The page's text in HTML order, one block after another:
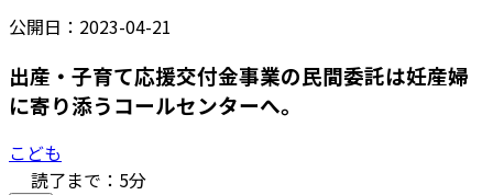
公開日： 2023-04-21
出産・子育て応援交付金事業の民間委託は妊産婦
に寄り添うコールセンターへ。
こども
読了まで： 5分